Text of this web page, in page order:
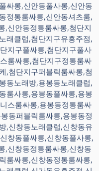
싸롱,신안동풀사롱,신안동
정통룸싸롱,신안동셔츠룸,
,신안동정통룸싸롱,첨단지
래클럽,첨단지구유흥주점,
지구풀싸롱,첨단지구풀사
룸싸롱,첨단지구정통룸싸
,첨단지구퍼블릭룸싸롱,첨
동노래방,용봉동노래클럽,
룸사롱,용봉동풀싸롱,용봉
스룸싸롱,용봉동정통룸싸
동퍼블릭룸싸롱,용봉동정
,신창동노래클럽,신창동유
창동풀싸롱,신창동풀사롱,
,신창동정통룸싸롱,신창동
룸싸롱,신창동정통룸싸롱,